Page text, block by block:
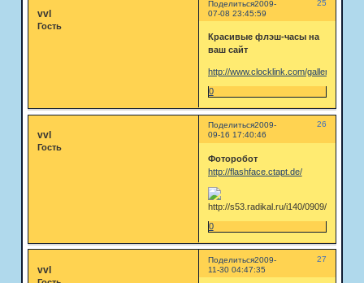
Поделиться 25
2009-
07-08 23:45:59
vvl
Гость
Красивые флэш-часы на
ваш сайт
http://www.clocklink.com/gallery.php
0
Поделиться 26
2009-
09-16 17:40:46
vvl
Гость
Фоторобот
http://flashface.ctapt.de/
0
Поделиться 27
2009-
11-30 04:47:35
vvl